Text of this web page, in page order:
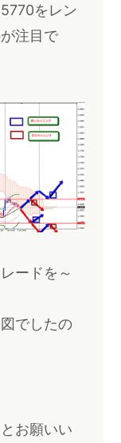
をレン
注目で
ードを～
でしたの
お願いい